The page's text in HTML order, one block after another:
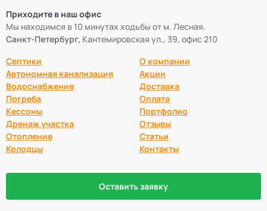
Приходите в наш офис
Мы находимся в 10 минутах ходьбы от м. Лесная.
Санкт-Петербург, Кантемировская ул., 39, офис 210
Септики
Автономная канализация
Водоснабжение
Погреба
Кессоны
Дренаж участка
Отопление
Колодцы
О компании
Акции
Доставка
Оплата
Портфолио
Отзывы
Статьи
Контакты
Оставить заявку